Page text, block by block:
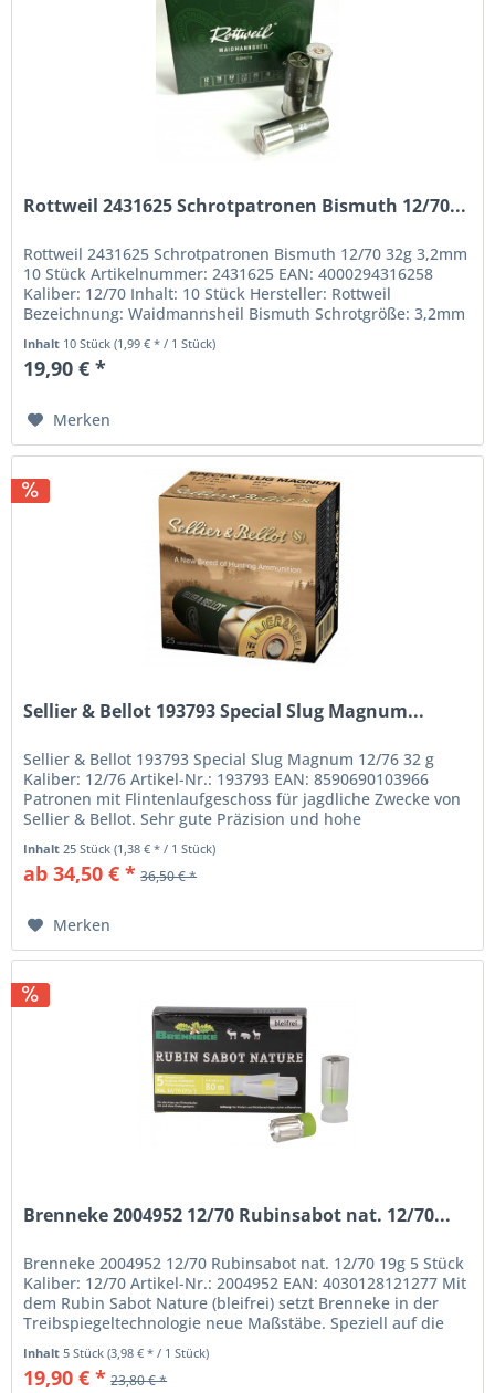
Rottweil 2431625 Schrotpatronen Bismuth 12/70...
Rottweil 2431625 Schrotpatronen Bismuth 12/70 32g 3,2mm
10 Stück Artikelnummer: 2431625 EAN: 4000294316258
Kaliber: 12/70 Inhalt: 10 Stück Hersteller: Rottweil
Bezeichnung: Waidmannsheil Bismuth Schrotgröße: 3,2mm
Inhalt 10 Stück(1,99 € * / 1 Stück)
19,90 € *
Merken
Sellier & Bellot 193793 Special Slug Magnum...
Sellier & Bellot 193793 Special Slug Magnum 12/76 32 g
Kaliber: 12/76 Artikel-Nr.: 193793 EAN: 8590690103966
Patronen mit Flintenlaufgeschoss für jagdliche Zwecke von
Sellier & Bellot. Sehr gute Präzision und hohe
Inhalt 25 Stück(1,38 € * / 1 Stück)
ab 34,50 € * 36,50 € *
Merken
Brenneke 2004952 12/70 Rubinsabot nat. 12/70...
Brenneke 2004952 12/70 Rubinsabot nat. 12/70 19g 5 Stück
Kaliber: 12/70 Artikel-Nr.: 2004952 EAN: 4030128121277 Mit
dem Rubin Sabot Nature (bleifrei) setzt Brenneke in der
Treibspiegeltechnologie neue Maßstäbe. Speziell auf die
Inhalt5 Stück(3,98 € * / 1 Stück)
19,90 € * 23,80 € *